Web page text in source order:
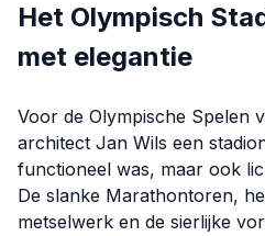
Het Olympisch
met elegantie
Voor de Olympische Spelen
architect Jan Wils een
functioneel was, maar ook
De slanke Marathontoren,
metselwerk en de sierlijke